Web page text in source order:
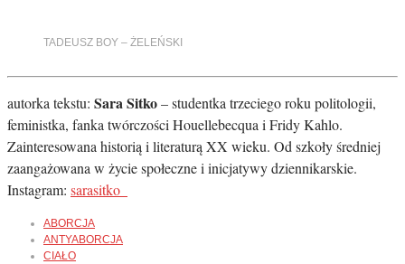
TADEUSZ BOY – ŻELEŃSKI
autorka tekstu: Sara Sitko– studentka trzeciego roku politologii,
feministka, fanka twórczości Houellebecqua i Fridy Kahlo.
Zainteresowana historią i literaturą XX wieku. Od szkoły średniej
zaangażowana w życie społeczne i inicjatywy dziennikarskie.
Instagram: sarasitko_
ABORCJA
ANTYABORCJA
CIAŁO